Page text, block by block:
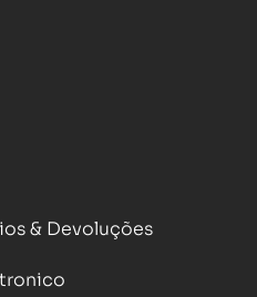
& Devoluções